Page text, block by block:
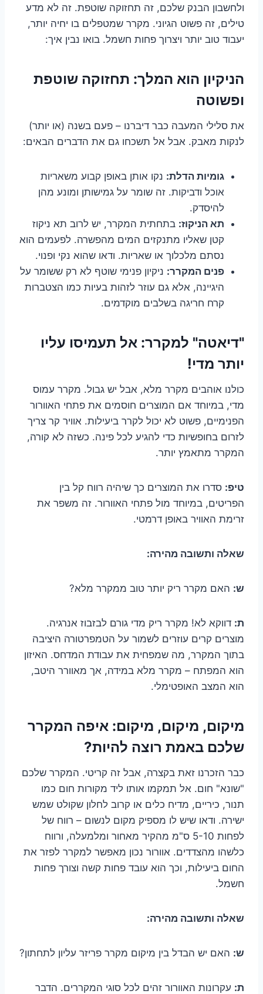
ולחשבון הבנק שלכם, זה תחזוקה שוטפת. זה לא מדע
טילים, זה פשוט הגיוני. מקרר שמטפלים בו יחיה יותר,
יעבוד טוב יותר ויצרוך פחות חשמל. בואו נבין איך:
הניקיון הוא המלך: תחזוקה שוטפת
ופשוטה
את סלילי המעבה כבר דיברנו – פעם בשנה (או יותר)
לנקות מאבק. אבל אל תשכחו גם את הדברים הבאים:
גומיות הדלת: נקו אותן באופן קבוע משאריות
אוכל ודביקות. זה שומר על גמישותן ומונע מהן
להיסדק.
תא הניקוז: בתחתית המקרר, יש לרוב תא ניקוז
קטן שאליו מתנקזים המים מהפשרה. לפעמים הוא
נסתם מלכלוך או שאריות. ודאו שהוא נקי ופנוי.
פנים המקרר: ניקיון פנימי שוטף לא רק ששומר על
היגיינה, אלא גם עוזר לזהות בעיות כמו הצטברות
קרח חריגה בשלבים מוקדמים.
"דיאטה" למקרר: אל תעמיסו עליו
יותר מדי!
כולנו אוהבים מקרר מלא, אבל יש גבול. מקרר עמוס
מדי, במיוחד אם המוצרים חוסמים את פתחי האוורור
הפנימיים, פשוט לא יכול לקרר ביעילות. אוויר קר צריך
לזרום בחופשיות כדי להגיע לכל פינה. כשזה לא קורה,
המקרר מתאמץ יותר.
טיפ: סדרו את המוצרים כך שיהיה רווח קל בין
הפריטים, במיוחד מול פתחי האוורור. זה משפר את
זרימת האוויר באופן דרמטי.
שאלה ותשובה מהירה:
ש: האם מקרר ריק יותר טוב ממקרר מלא?
ת: דווקא לא! מקרר ריק מדי גורם לבזבוז אנרגיה.
מוצרים קרים עוזרים לשמור על הטמפרטורה היציבה
בתוך המקרר, מה שמפחית את עבודת המדחס. האיזון
הוא המפתח – מקרר מלא במידה, אך מאוורר היטב,
הוא המצב האופטימלי.
מיקום, מיקום, מיקום: איפה המקרר
שלכם באמת רוצה להיות?
כבר הזכרנו זאת בקצרה, אבל זה קריטי. המקרר שלכם
"שונא" חום. אל תמקמו אותו ליד מקורות חום כמו
תנור, כיריים, מדיח כלים או קרוב לחלון שקולט שמש
ישירה. ודאו שיש לו מספיק מקום לנשום – רווח של
לפחות 5-10 ס"מ מהקיר מאחור ומלמעלה, ורווח
כלשהו מהצדדים. אוורור נכון מאפשר למקרר לפזר את
החום ביעילות, וכך הוא עובד פחות קשה וצורך פחות
חשמל.
שאלה ותשובה מהירה:
ש: האם יש הבדל בין מיקום מקרר פריזר עליון לתחתון?
ת: עקרונות האוורור זהים לכל סוגי המקררים. הדבר